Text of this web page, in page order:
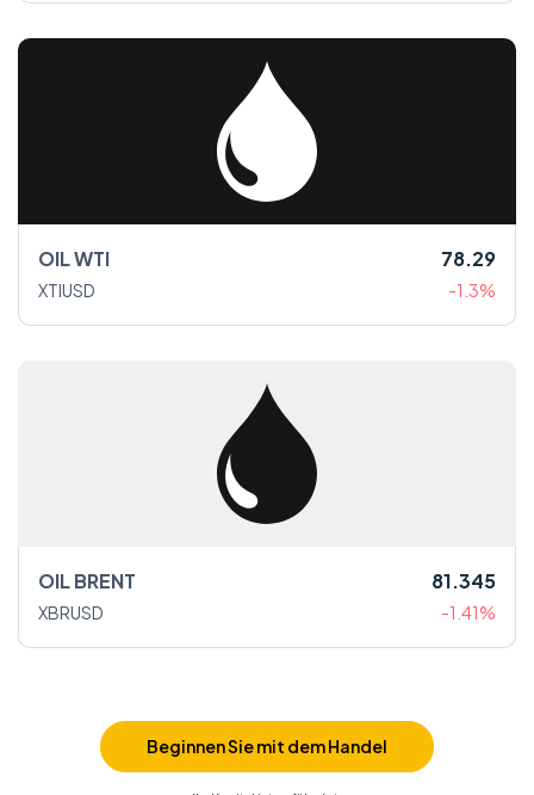
OIL WTI 78.29
XTIUSD -1.3%
OIL BRENT 81.345
XBRUSD -1.41%
Beginnen Sie mit dem Handel